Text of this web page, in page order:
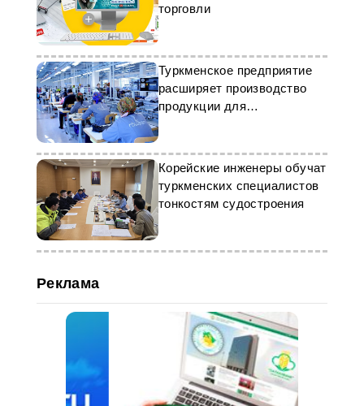
торговли
Туркменское предприятие
расширяет производство
продукции для
промышленности
Корейские инженеры обучат
туркменских специалистов
тонкостям судостроения
Реклама